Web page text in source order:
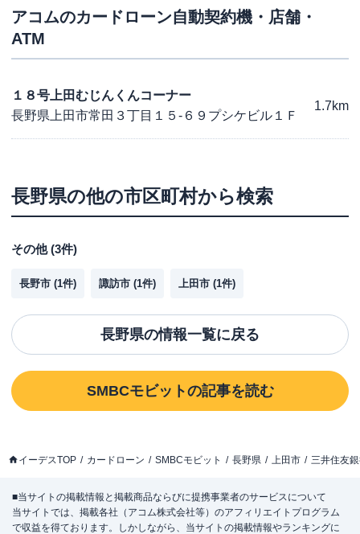
アコムのカードローン自動契約機・店舗・
ATM
１８号上田むじんくんコーナー
長野県上田市常田３丁目１５-６９プシケビル１Ｆ
1.7km
長野県の他の市区町村から検索
その他(3件)
長野市 (1件) 諏訪市 (1件) 上田市 (1件)
長野県の情報一覧に戻る
SMBCモビットの記事を読む
イーデスTOP カードローン SMBCモビット 長野県 上田市 三井住友
■当サイトの掲載情報と掲載商品ならびに提携事業者のサービスについて
当サイトでは、掲載各社（アコム株式会社等）のアフィリエイトプログラム
で収益を得ております。しかしながら、当サイトの掲載情報やランキングに